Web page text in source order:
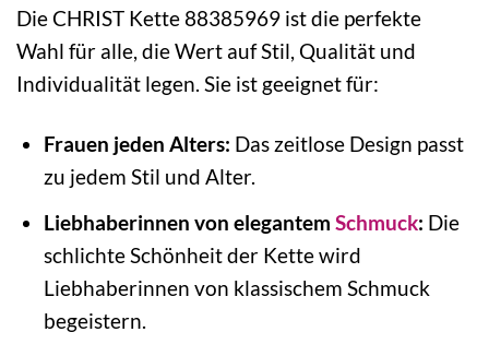
Die CHRIST Kette 88385969 ist die perfekte
Wahl für alle, die Wert auf Stil, Qualität und
Individualität legen. Sie ist geeignet für:
Frauen jeden Alters: Das zeitlose Design passt
zu jedem Stil und Alter.
Liebhaberinnen von elegantem Schmuck: Die
schlichte Schönheit der Kette wird
Liebhaberinnen von klassischem Schmuck
begeistern.